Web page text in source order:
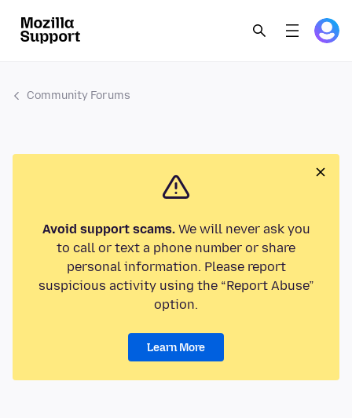
Community Forums
Avoid support scams.We will never ask you
to call or text a phone number or share
personal information. Please report
suspicious activity using the “Report Abuse”
option.
Learn More